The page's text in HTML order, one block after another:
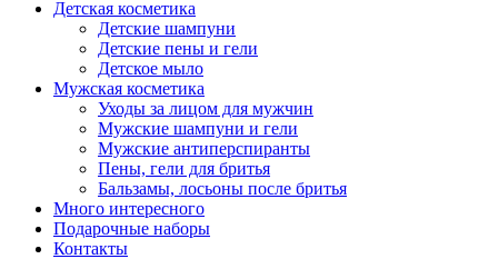
Детская косметика
Детские шампуни
Детские пены и гели
Детское мыло
Мужская косметика
Уходы за лицом для мужчин
Мужские шампуни и гели
Мужские антиперспиранты
Пены, гели для бритья
Бальзамы, лосьоны после бритья
Много интересного
Подарочные наборы
Контакты